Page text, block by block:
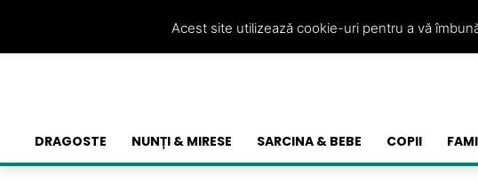
DRAGOSTE NUNȚI & MIRESE SARCINA & BEBE COPII
Acest site utilizează cookie-uri pentru a vă